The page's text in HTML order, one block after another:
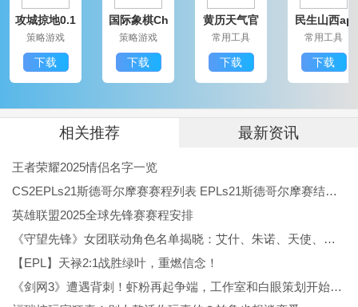
3、参与活动任务，比如讨伐董卓类活动通常包含经验奖
励，可以用金币换取大量经验点数。
4、多参加跨服远征。作为防守方可以领取免费影子和粮
草，作为进攻方能投放大量影子，远征中影子获得1.5倍
经验，性价比很高。
5、跨服国家任务每周开放，任务中的武将和影子都能获
得1.5倍经验，经常参与升级速度会很快。
攻城掠地0.1
折
策略游戏
下载
国际象棋Ch
ess官方最新
策略游戏
下载
黄历天气官
方正版
常用工具
下载
民生山西ap
p
常用工具
下载
相关推荐 最新资讯
王者荣耀2025情侣名字一览
CS2EPLs21斯德哥尔摩赛赛程列表 EPLs21斯德哥尔摩赛结果公布
英雄联盟2025全球先锋赛赛程安排
《守望先锋》女团联动角色名单揭晓：艾什、朱诺、天使、伊拉锐与D.Va！
【EPL】天禄2:1战胜绿叶，重燃信念！
《剑网3》遭遇背刺！虾粉再起争端，工作室和白眼策划开始反噬